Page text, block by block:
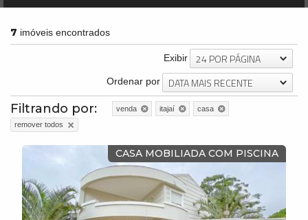
7 imóveis encontrados
Exibir 24 POR PÁGINA
Ordenar por DATA MAIS RECENTE
Filtrando por: venda itajaí
casa
remover todos
CASA MOBILIADA COM PISCINA